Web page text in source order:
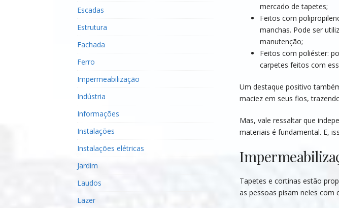
mercado de tapetes;
Feitos com
manchas. Pode ser
manutenção;
Feitos com poliéster:
carpetes feitos com
Um destaque positivo
maciez em seus fios,
Mas, vale ressaltar que
materiais é fundamental. E,
Tapetes e cortinas estão
as pessoas pisam neles com
Escadas
Estrutura
Fachada
Ferro
Impermeabilização
Indústria
Informações
Instalações
Instalações elétricas
Jardim
Laudos
Lazer